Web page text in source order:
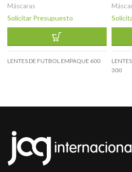
Máscaras
Solicitar Presupuesto
LENTES DE FUTBOL EMPAQUE 600
300